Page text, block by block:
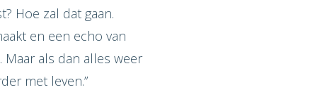
Hoe zal dat gaan.
en een echo van
Maar als dan alles weer
met leven.”